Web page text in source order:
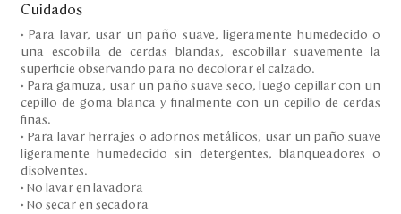
Cuidados
• Para lavar, usar un paño suave, ligeramente humedecido o
una escobilla de cerdas blandas, escobillar suavemente la
superficie observando para no decolorar el calzado.
• Para gamuza, usar un paño suave seco, luego cepillar con un
cepillo de goma blanca y finalmente con un cepillo de cerdas
finas.
• Para lavar herrajes o adornos metálicos, usar un paño suave
ligeramente humedecido sin detergentes, blanqueadores o
disolventes.
• No lavar en lavadora
• No secar en secadora